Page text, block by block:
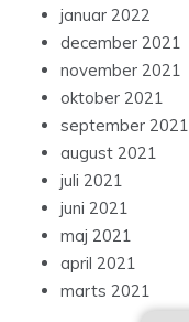
januar 2022
december 2021
november 2021
oktober 2021
september 2021
august 2021
juli 2021
juni 2021
maj 2021
april 2021
marts 2021